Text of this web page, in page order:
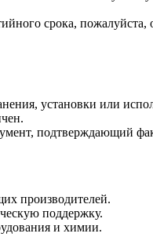
срока,
установки или
подтверждающий
производителей.
поддержку.
и химии.